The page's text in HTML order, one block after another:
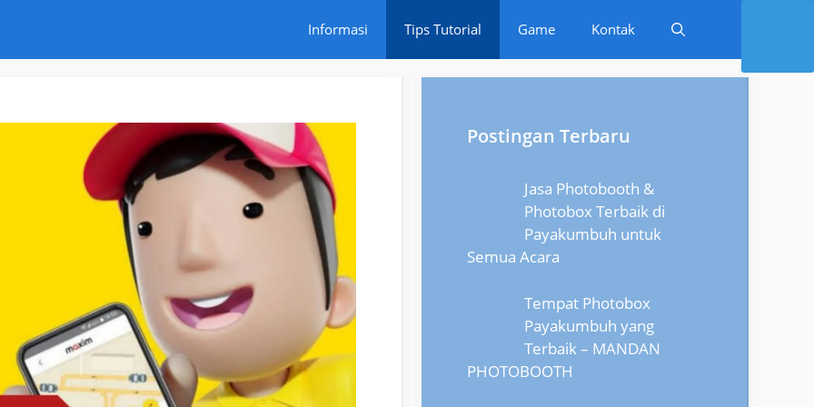
Informasi Tips Tutorial Game Kontak
Postingan Terbaru
Jasa Photobooth &
Photobox Terbaik di
Payakumbuh untuk
Semua Acara
Tempat Photobox
Payakumbuh yang
Terbaik – MANDAN
PHOTOBOOTH